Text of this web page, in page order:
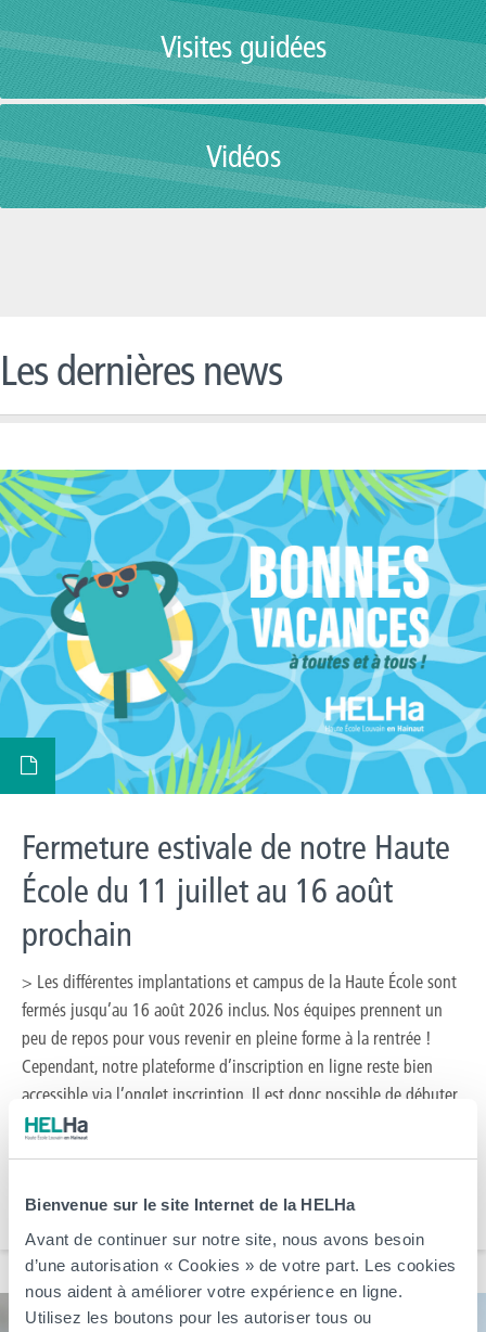
Bienvenue sur le site Internet de la HELHa
Avant de continuer sur notre site, nous avons besoin
d’une autorisation « Cookies » de votre part. Les cookies
nous aident à améliorer votre expérience en ligne.
Utilisez les boutons pour les autoriser tous ou
Visites guidées
Vidéos
Les dernières news
Fermeture estivale de notre Haute
École du 11 juillet au 16 août
prochain
> Les différentes implantations et campus de la Haute École sont
fermés jusqu’au 16 août 2026 inclus. Nos équipes prennent un
peu de repos pour vous revenir en pleine forme à la rentrée !
Cependant, notre plateforme d’inscription en ligne reste bien
accessible via l’onglet inscription. Il est donc possible de débuter
une inscription pour […]
Arts, Business et Communication CeREF Éducation et Social HELHa
Santé et Technologies Médicales Sciences, Technologies et Vivant